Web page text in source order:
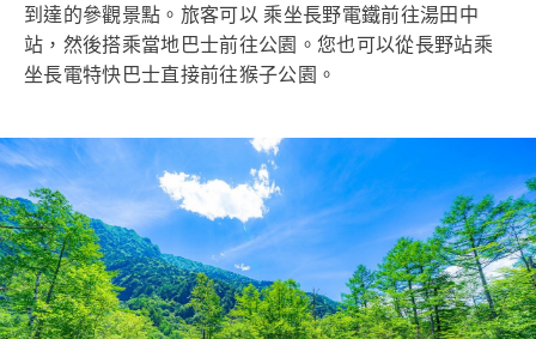
到達的參觀景點。旅客可以 乘坐長野電鐵前往湯田中
站，然後搭乘當地巴士前往公園。您也可以從長野站乘
坐長電特快巴士直接前往猴子公園。